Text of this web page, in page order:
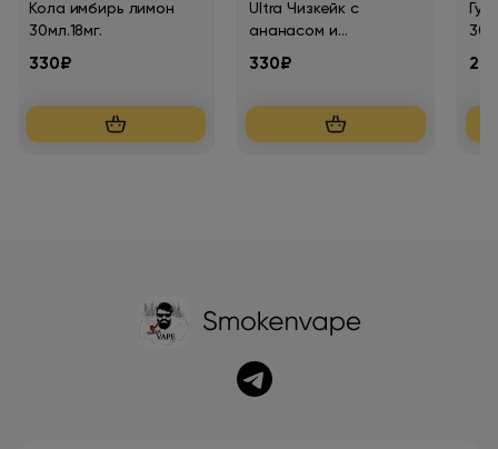
Кола имбирь лимон
30мл.18мг.
330₽
Ultra Чизкейк с
ананасом и
лемонграссом
330₽